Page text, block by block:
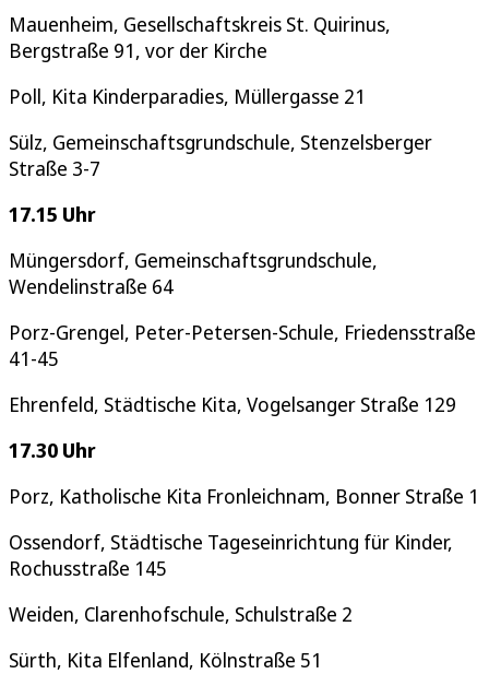
Mauenheim, Gesellschaftskreis St. Quirinus,
Bergstraße 91, vor der Kirche
Poll, Kita Kinderparadies, Müllergasse 21
Sülz, Gemeinschaftsgrundschule, Stenzelsberger
Straße 3-7
17.15 Uhr
Müngersdorf, Gemeinschaftsgrundschule,
Wendelinstraße 64
Porz-Grengel, Peter-Petersen-Schule, Friedensstraße
41-45
Ehrenfeld, Städtische Kita, Vogelsanger Straße 129
17.30 Uhr
Porz, Katholische Kita Fronleichnam, Bonner Straße 1
Ossendorf, Städtische Tageseinrichtung für Kinder,
Rochusstraße 145
Weiden, Clarenhofschule, Schulstraße 2
Sürth, Kita Elfenland, Kölnstraße 51